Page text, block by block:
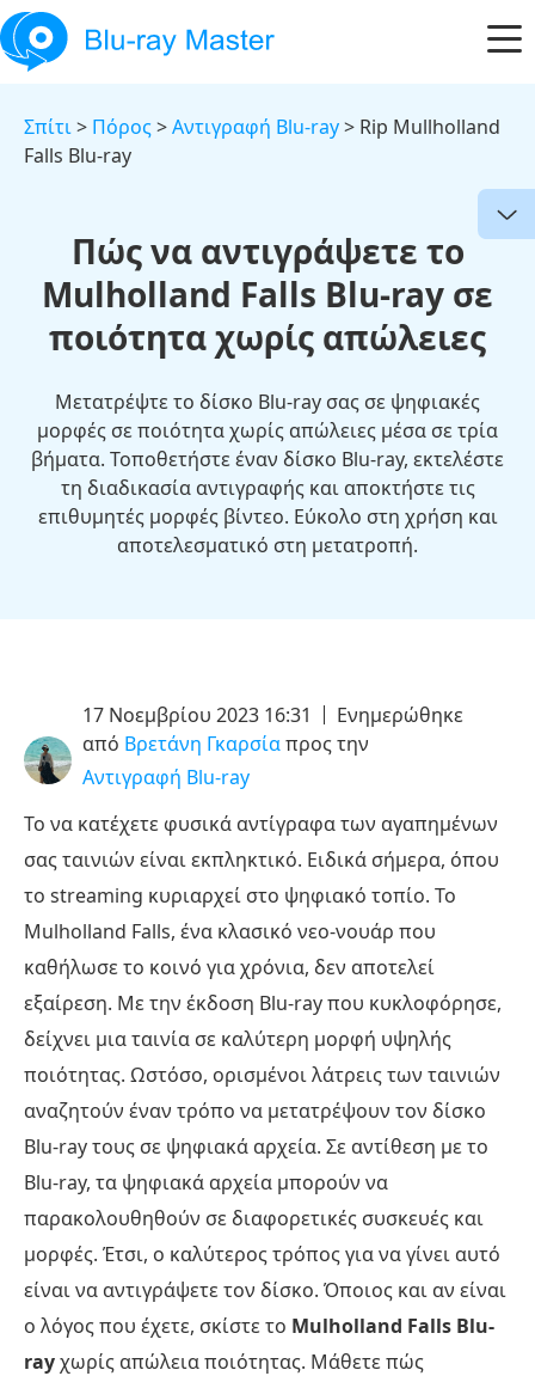
Σπίτι> Πόρος>Αντιγραφή Blu-ray> Rip Mullholland
Falls Blu-ray
Πώς να αντιγράψετε το
Mulholland Falls Blu-ray σε
ποιότητα χωρίς απώλειες
Μετατρέψτε το δίσκο Blu-ray σας σε ψηφιακές
μορφές σε ποιότητα χωρίς απώλειες μέσα σε τρία
βήματα. Τοποθετήστε έναν δίσκο Blu-ray, εκτελέστε
τη διαδικασία αντιγραφής και αποκτήστε τις
επιθυμητές μορφές βίντεο. Εύκολο στη χρήση και
αποτελεσματικό στη μετατροπή.
17 Νοεμβρίου 2023 16:31
Ενημερώθηκε
από Βρετάνη Γκαρσίαπρος την
Αντιγραφή Blu-ray
Το να κατέχετε φυσικά αντίγραφα των αγαπημένων
σας ταινιών είναι εκπληκτικό. Ειδικά σήμερα, όπου
το streaming κυριαρχεί στο ψηφιακό τοπίο. Το
Mulholland Falls, ένα κλασικό νεο-νουάρ που
καθήλωσε το κοινό για χρόνια, δεν αποτελεί
εξαίρεση. Με την έκδοση Blu-ray που κυκλοφόρησε,
δείχνει μια ταινία σε καλύτερη μορφή υψηλής
ποιότητας. Ωστόσο, ορισμένοι λάτρεις των ταινιών
αναζητούν έναν τρόπο να μετατρέψουν τον δίσκο
Blu-ray τους σε ψηφιακά αρχεία. Σε αντίθεση με το
Blu-ray, τα ψηφιακά αρχεία μπορούν να
παρακολουθηθούν σε διαφορετικές συσκευές και
μορφές. Έτσι, ο καλύτερος τρόπος για να γίνει αυτό
είναι να αντιγράψετε τον δίσκο. Όποιος και αν είναι
ο λόγος που έχετε, σκίστε το Mulholland Falls Blu-
rayχωρίς απώλεια ποιότητας. Μάθετε πώς